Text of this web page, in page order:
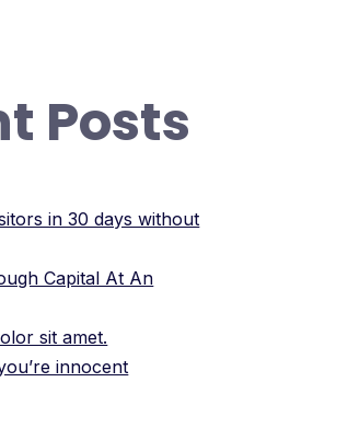
Posts
in 30 days without
Capital At An
sit amet.
innocent